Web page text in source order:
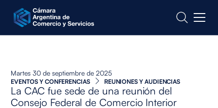
CONTACTO
Martes 30 de septiembre de 2025
EVENTOS Y CONFERENCIAS REUNIONES Y AUDIENCIAS
La CAC fue sede de una reunión del
Consejo Federal de Comercio Interior